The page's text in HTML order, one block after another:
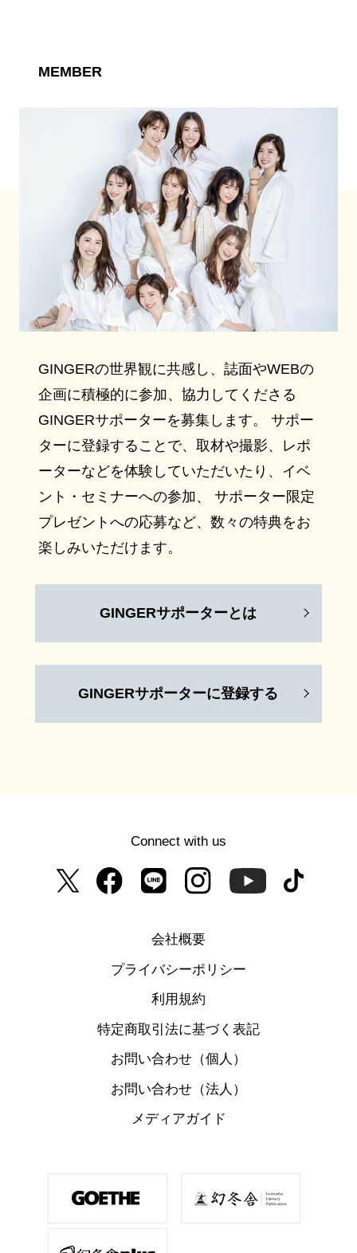
MEMBER
GINGERの世界観に共感し、誌面やWEBの
企画に積極的に参加、協力してくださる
GINGERサポーターを募集します。 サポー
ターに登録することで、取材や撮影、レポ
ーターなどを体験していただいたり、イベ
ント・セミナーへの参加、 サポーター限定
プレゼントへの応募など、数々の特典をお
楽しみいただけます。
GINGERサポーターとは
GINGERサポーターに登録する
Connect with us
会社概要
プライバシーポリシー
利用規約
特定商取引法に基づく表記
お問い合わせ（個人）
お問い合わせ（法人）
メディアガイド